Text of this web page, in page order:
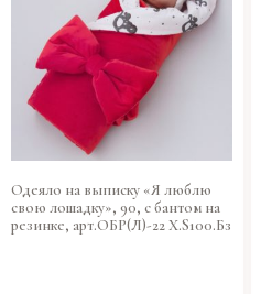
Одеяло на выписку «Я люблю
свою лошадку», 90, с бантом на
резинке, арт.ОБР(Л)-22 Х.S100.Бз